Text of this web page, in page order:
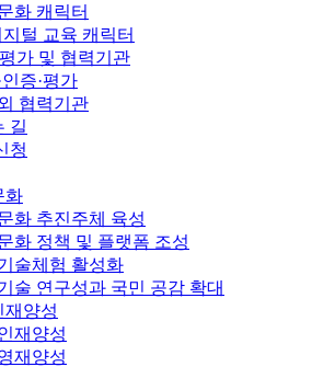
화 캐릭터
지털 교육 캐릭터
가 및 협력기관
인증·평가
협력기관
길
청
화
화 추진주체 육성
화 정책 및 플랫폼 조성
술체험 활성화
술 연구성과 국민 공감 확대
재양성
재양성
재양성